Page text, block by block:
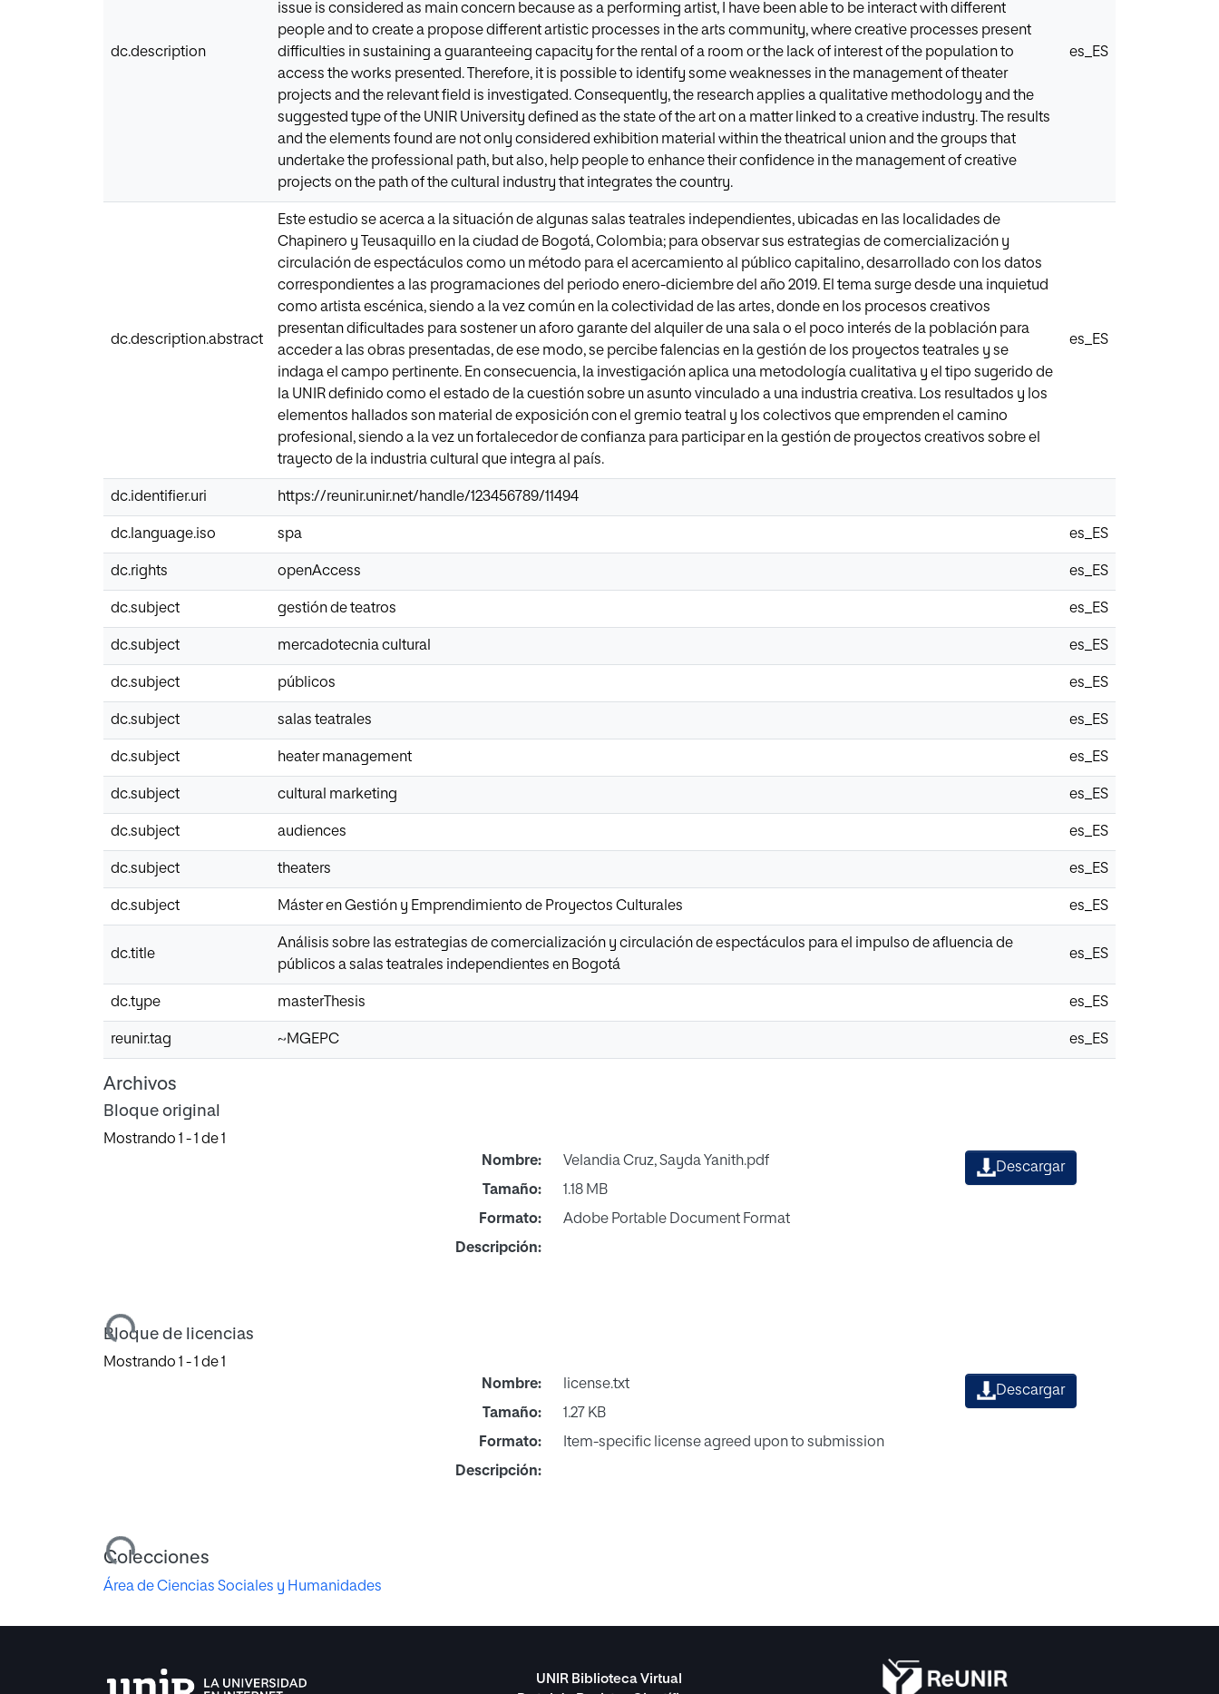
dc.description
issue is considered as main concern because as a performing artist, I have been able to be interact with different
people and to create a propose different artistic processes in the arts community, where creative processes present
difficulties in sustaining a guaranteeing capacity for the rental of a room or the lack of interest of the population to
access the works presented. Therefore, it is possible to identify some weaknesses in the management of theater
projects and the relevant field is investigated. Consequently, the research applies a qualitative methodology and the
suggested type of the UNIR University defined as the state of the art on a matter linked to a creative industry. The results
and the elements found are not only considered exhibition material within the theatrical union and the groups that
undertake the professional path, but also, help people to enhance their confidence in the management of creative
projects on the path of the cultural industry that integrates the country.
es_ES
dc.description.abstract
Este estudio se acerca a la situación de algunas salas teatrales independientes, ubicadas en las localidades de
Chapinero y Teusaquillo en la ciudad de Bogotá, Colombia; para observar sus estrategias de comercialización y
circulación de espectáculos como un método para el acercamiento al público capitalino, desarrollado con los datos
correspondientes a las programaciones del periodo enero-diciembre del año 2019. El tema surge desde una inquietud
como artista escénica, siendo a la vez común en la colectividad de las artes, donde en los procesos creativos
presentan dificultades para sostener un aforo garante del alquiler de una sala o el poco interés de la población para
acceder a las obras presentadas, de ese modo, se percibe falencias en la gestión de los proyectos teatrales y se
indaga el campo pertinente. En consecuencia, la investigación aplica una metodología cualitativa y el tipo sugerido de
la UNIR definido como el estado de la cuestión sobre un asunto vinculado a una industria creativa. Los resultados y los
elementos hallados son material de exposición con el gremio teatral y los colectivos que emprenden el camino
profesional, siendo a la vez un fortalecedor de confianza para participar en la gestión de proyectos creativos sobre el
trayecto de la industria cultural que integra al país.
es_ES
dc.identifier.uri https://reunir.unir.net/handle/123456789/11494
dc.language.iso spa es_ES
dc.rights openAccess es_ES
dc.subject gestión de teatros es_ES
dc.subject mercadotecnia cultural es_ES
dc.subject públicos es_ES
dc.subject salas teatrales es_ES
dc.subject heater management es_ES
dc.subject cultural marketing es_ES
dc.subject audiences es_ES
dc.subject theaters es_ES
dc.subject Máster en Gestión y Emprendimiento de Proyectos Culturales es_ES
dc.title
Análisis sobre las estrategias de comercialización y circulación de espectáculos para el impulso de afluencia de
públicos a salas teatrales independientes en Bogotá
es_ES
dc.type masterThesis es_ES
reunir.tag ~MGEPC es_ES
Archivos
Bloque original
Mostrando 1 - 1 de 1
Cargando...
Nombre:
Velandia Cruz, Sayda Yanith.pdf
Tamaño:
1.18 MB
Formato:
Adobe Portable Document Format
Descripción:
Descargar
Bloque de licencias
Mostrando 1 - 1 de 1
Cargando...
Nombre:
license.txt
Tamaño:
1.27 KB
Formato:
Item-specific license agreed upon to submission
Descripción:
Descargar
Colecciones
Área de Ciencias Sociales y Humanidades
UNIR Biblioteca Virtual